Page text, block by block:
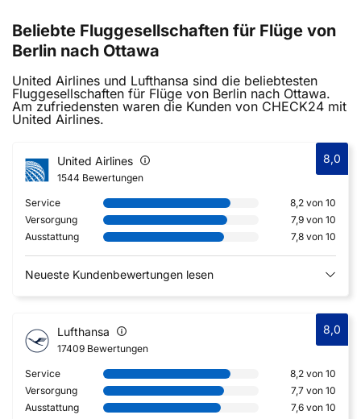
Beliebte Fluggesellschaften für Flüge von
Berlin nach Ottawa
United Airlines und Lufthansa sind die beliebtesten
Fluggesellschaften für Flüge von Berlin nach Ottawa.
Am zufriedensten waren die Kunden von CHECK24 mit
United Airlines.
United Airlines
1544 Bewertungen
8,0
Service
8,2 von 10
Versorgung
7,9 von 10
Ausstattung
7,8 von 10
Neueste Kundenbewertungen lesen
Lufthansa
17409 Bewertungen
8,0
Service
8,2 von 10
Versorgung
7,7 von 10
Ausstattung
7,6 von 10